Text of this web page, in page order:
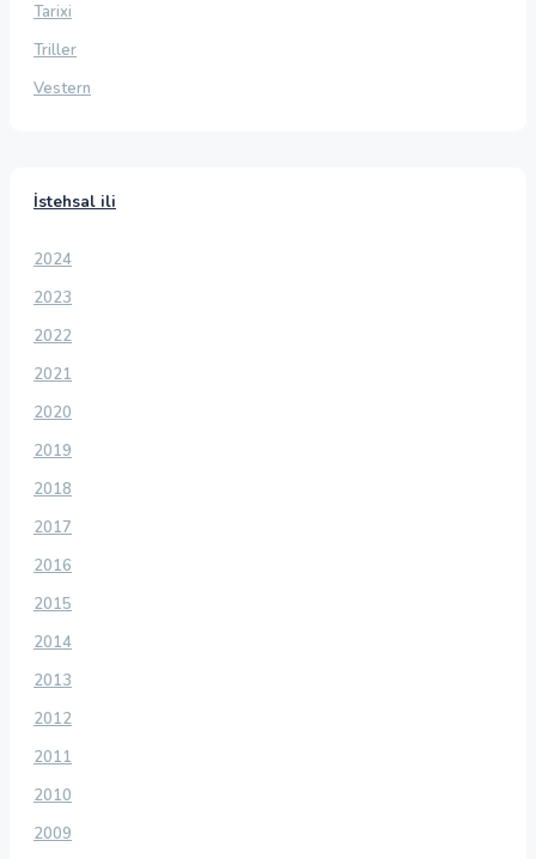
Tarixi
Triller
Vestern
İstehsal ili
2024
2023
2022
2021
2020
2019
2018
2017
2016
2015
2014
2013
2012
2011
2010
2009